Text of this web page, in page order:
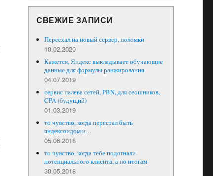
СВЕЖИЕ ЗАПИСИ
Переехал на новый сервер, поломки
10.02.2020
Кажется, Яндекс выкладывает обучающие
данные для формулы ранжирования
04.07.2019
сервис палева сетей, PBN, для сеошников,
CPA (будущий)
01.03.2019
то чувство, когда перестал быть
яндексоидом и…
05.06.2018
то чувство, когда тебе подогнали
потенциального клиента, а по итогам
30.05.2018